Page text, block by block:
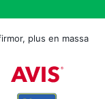
plus en massa